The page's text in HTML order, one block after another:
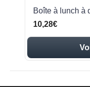
Boîte à lunch à
10,28€